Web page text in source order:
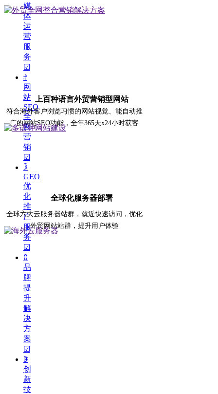
媒
体
运
营
服
务
☑
ꄙ
网
站
SEO
全
网
营
销
☑
ꀳ
GEO
优
化
推
广
服
务
☑
ꁙ
品
牌
提
升
解
决
方
案
☑
ꀖ
创
新
技
上百种语言外贸营销型网站
符合海外客户浏览习惯的网站视觉、能自动推
广的网站SEO功能，全年365天x24小时获客
全球化服务器部署
全球六大云服务器站群，就近快速访问，优化
外贸网站站群，提升用户体验
多语种策略，迅速覆盖全球各本土主流搜索引
擎，全年365天x24小时不间断获